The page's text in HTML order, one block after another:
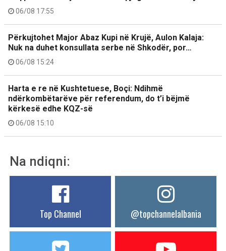
06/08 17:55
Përkujtohet Major Abaz Kupi në Krujë, Aulon Kalaja:
Nuk na duhet konsullata serbe në Shkodër, por…
06/08 15:24
Harta e re në Kushtetuese, Boçi: Ndihmë
ndërkombëtarëve për referendum, do t’i bëjmë
kërkesë edhe KQZ-së
06/08 15:10
Na ndiqni:
Top Channel @topchannelalbania